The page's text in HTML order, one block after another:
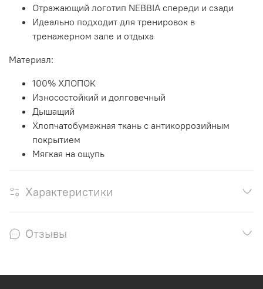
Отражающий логотип NEBBIA спереди и сзади
Идеально подходит для тренировок в
тренажерном зале и отдыха
Материал:
100% ХЛОПОК
Износостойкий и долговечный
Дышащий
Хлопчатобумажная ткань с антикоррозийным
покрытием
Мягкая на ощупь
Характеристики
Отзывы